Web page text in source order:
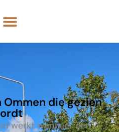
die gezien
werkt wanneer een